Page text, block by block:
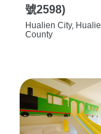
號2598)
Hualien City,
County